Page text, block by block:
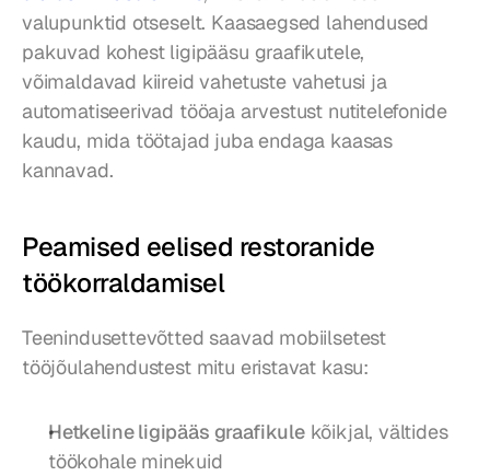
valupunktid otseselt. Kaasaegsed lahendused
pakuvad kohest ligipääsu graafikutele,
võimaldavad kiireid vahetuste vahetusi ja
automatiseerivad tööaja arvestust nutitelefonide
kaudu, mida töötajad juba endaga kaasas
kannavad.
Peamised eelised restoranide
töökorraldamisel
Teenindusettevõtted saavad mobiilsetest
tööjõulahendustest mitu eristavat kasu:
Hetkeline ligipääs graafikule kõikjal, vältides
töökohale minekuid